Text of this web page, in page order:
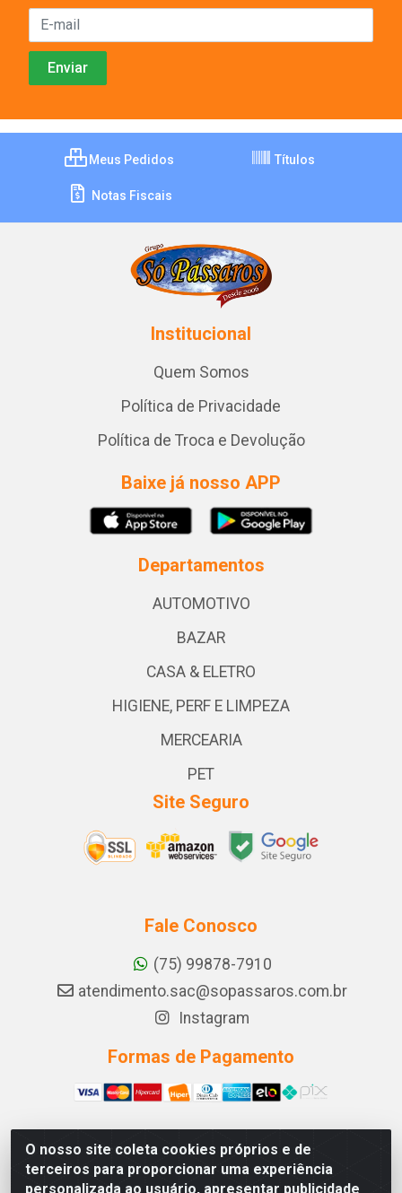
O nosso site coleta cookies próprios e de
terceiros para proporcionar uma experiência
personalizada ao usuário, apresentar publicidade
Meus Pedidos Títulos
Notas Fiscais
Institucional
Quem Somos
Política de Privacidade
Política de Troca e Devolução
Baixe já nosso APP
Departamentos
AUTOMOTIVO
BAZAR
CASA & ELETRO
HIGIENE, PERF E LIMPEZA
MERCEARIA
PET
Site Seguro
Fale Conosco
(75) 99878-7910
atendimento.sac@sopassaros.com.br
Instagram
Formas de Pagamento
A PINA DOS SANTOS DELEZZOTTE LTDA - RODOVIA BA
233, 27 - ZONA RURAL, ITABERABA/BA - CEP 46.880-